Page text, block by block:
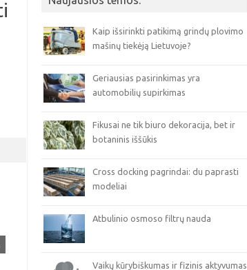
Kaip išsirinkti patikimą grindų plovimo
mašinų tiekėją Lietuvoje?
Geriausias pasirinkimas yra
automobilių supirkimas
Fikusai ne tik biuro dekoracija, bet ir
botaninis iššūkis
Cross docking pagrindai: du paprasti
modeliai
Atbulinio osmoso filtrų nauda
Vaikų kūrybiškumas ir fizinis aktyvumas